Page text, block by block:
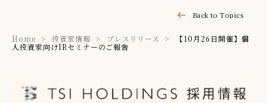
Back to Topics
Home 投資家情報 プレスリリース
【10月26日開催】個
人投資家向けIRセミナーのご報告